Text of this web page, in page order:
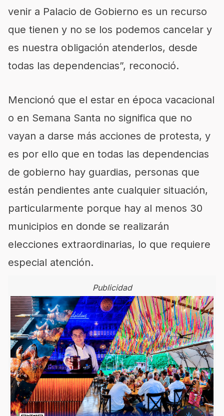
venir a Palacio de Gobierno es un recurso
que tienen y no se los podemos cancelar y
es nuestra obligación atenderlos, desde
todas las dependencias”, reconoció.
Mencionó que el estar en época vacacional
o en Semana Santa no significa que no
vayan a darse más acciones de protesta, y
es por ello que en todas las dependencias
de gobierno hay guardias, personas que
están pendientes ante cualquier situación,
particularmente porque hay al menos 30
municipios en donde se realizarán
elecciones extraordinarias, lo que requiere
especial atención.
Publicidad